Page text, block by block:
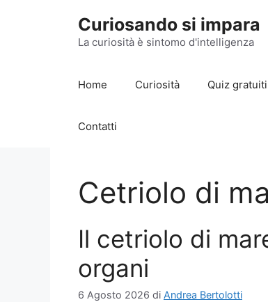
Curiosando si impara
La curiosità è sintomo d'intelligenza
Home Curiosità Quiz gratuiti
Contatti
Cetriolo di
Il cetriolo di
organi
6 Agosto 2026 di Andrea Bertolotti